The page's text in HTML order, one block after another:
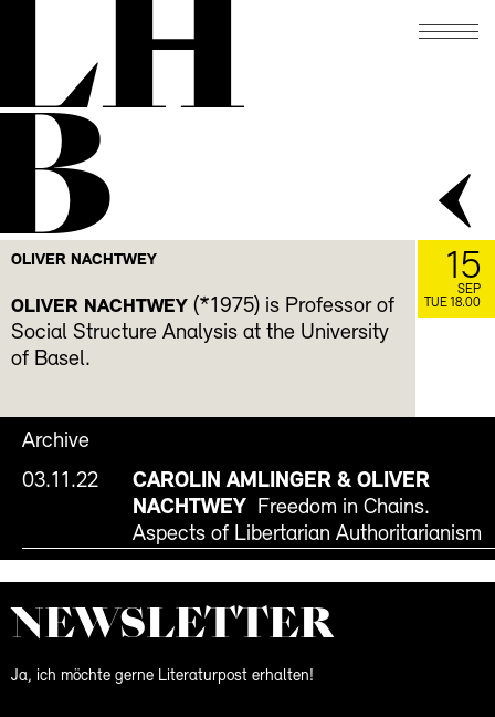
OLIVER NACHTWEY
OLIVER NACHTWEY (*1975) is Professor of
Social Structure Analysis at the University
of Basel.
Archive
03.11.22
CAROLIN AMLINGER & OLIVER
NACHTWEY
Freedom in Chains.
Aspects of Libertarian Authoritarianism
NEWS­LETTER
Ja, ich möchte gerne Literaturpost erhalten!
15
SEP
TUE 18.00